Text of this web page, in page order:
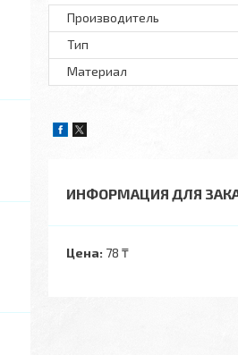
Производитель
Тип
Материал
ИНФОРМАЦИЯ ДЛЯ
Цена: 78 ₸